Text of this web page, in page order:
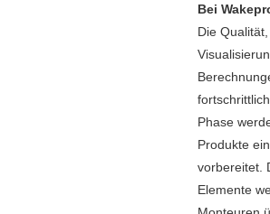
Bei
Die
Phase
Produkte
vorbereitet.
Elemente